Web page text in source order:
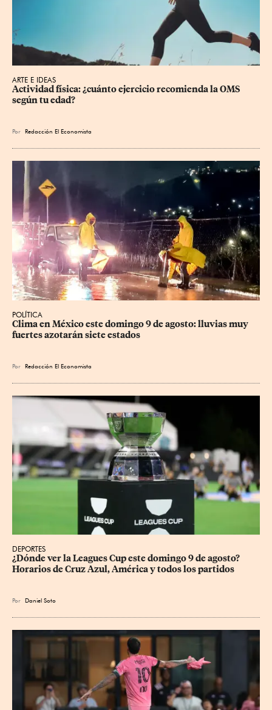
ARTE E IDEAS
Actividad física: ¿cuánto ejercicio recomienda la OMS
según tu edad?
Por Redacción El Economista
POLÍTICA
Clima en México este domingo 9 de agosto: lluvias muy
fuertes azotarán siete estados
Por Redacción El Economista
DEPORTES
¿Dónde ver la Leagues Cup este domingo 9 de agosto?
Horarios de Cruz Azul, América y todos los partidos
Por Daniel Soto